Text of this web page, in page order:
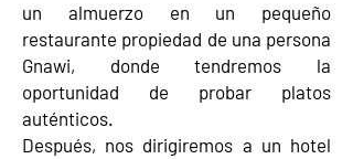
un almuerzo en un pequeño
restaurante propiedad de una persona
Gnawi, donde tendremos la
oportunidad de probar platos
auténticos.
Después, nos dirigiremos a un hotel